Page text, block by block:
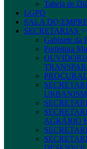
Tabela de
LGPD
SALA DO
SECRETARIAS
Gabinete da
Prefeitura
AGRÁRIO